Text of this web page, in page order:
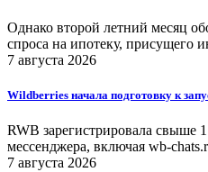
Однако второй летний месяц
спроса на ипотеку, присущего
7 августа 2026
Wildberries начала подготовку к
RWB зарегистрировала свыше
мессенджера, включая wb-
7 августа 2026